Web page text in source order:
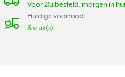
Voor 21u besteld, morgen in
Huidige voorraad:
6 stuk(s)